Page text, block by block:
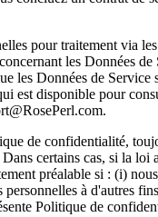
pour traitement via
les Données
les Données de Service
est disponible pour
de confidentialité,
certains cas, si la
préalable si : (i)
à d'autres
Politique de